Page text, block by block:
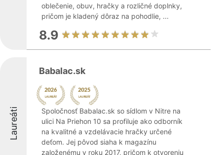
oblečenie, obuv, hračky a rozličné doplnky,
pričom je kladený dôraz na pohodlie, ...
8.9
Laureáti
Babalac.sk
Spoločnosť Babalac.sk so sídlom v Nitre na
ulici Na Priehon 10 sa profiluje ako odborník
na kvalitné a vzdelávacie hračky určené
deťom. Jej pôvod siaha k magazínu
založenému v roku 2017, pričom k otvoreniu